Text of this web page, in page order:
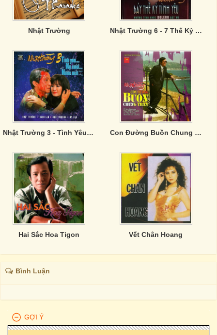
Nhật Trường Nhật Trường 6 - 7 Thế Kỷ Tình Yêu
Nhật Trường 3 - Tình Yêu Nụ Cười Nước Mắt Con Đường Buồn Chung Thân
Hai Sắc Hoa Tigon Vết Chân Hoang
Bình Luận
GỢI Ý